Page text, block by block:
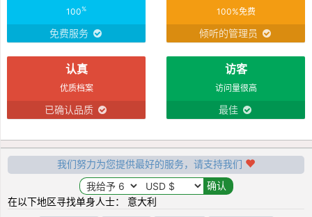
100%
免费服务
100%免费
倾听的管理员
认真
优质档案
已确认品质
访客
访问量很高
最佳
我们努力为您提供最好的服务，请支持我们
在以下地区寻找单身人士： 意大利